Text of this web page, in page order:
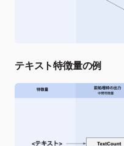
テキスト特徴量の例